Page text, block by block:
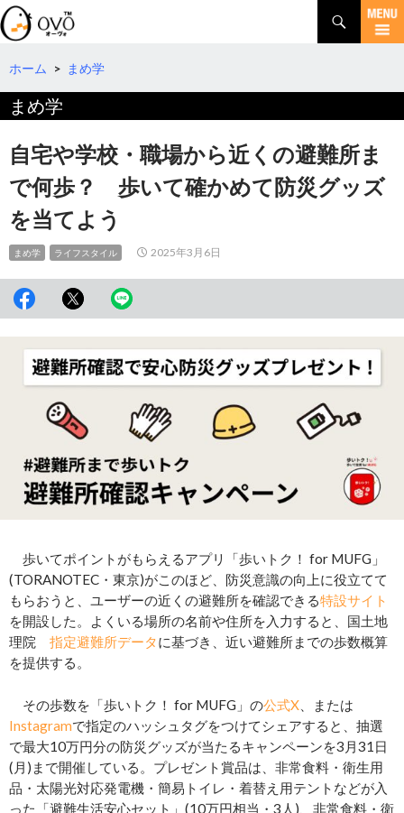
検
索
コ
テ
へ
ホーム > まめ学
まめ学
自宅や学校・職場から近くの避難所ま
で何歩？ 歩いて確かめて防災グッズ
を当てよう
まめ学 ライフスタイル 2025年3月6日
歩いてポイントがもらえるアプリ「歩いトク！ for MUFG」
(TORANOTEC・東京)がこのほど、防災意識の向上に役立てて
もらおうと、ユーザーの近くの避難所を確認できる特設サイト
を開設した。よくいる場所の名前や住所を入力すると、国土地
理院 指定避難所データに基づき、近い避難所までの歩数概算
を提供する。
その歩数を「歩いトク！ for MUFG」の公式X 、または
Instagramで指定のハッシュタグをつけてシェアすると、抽選
で最大10万円分の防災グッズが当たるキャンペーンを3月31日
(月)まで開催している。プレゼント賞品は、非常食料・衛生用
品・太陽光対応発電機・簡易トイレ・着替え用テントなどが入
った「避難生活安心セット」(10万円相当・3人)、非常食料・衛